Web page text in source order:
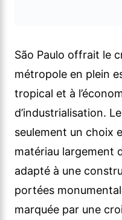
São Paulo offrait le
métropole en plein
tropical et à
d’industrialisation.
seulement un choix
matériau largement
adapté à une
portées
marquée par une